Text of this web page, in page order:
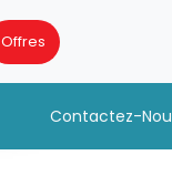
Offres
Contactez-